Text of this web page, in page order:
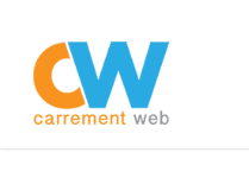
main
content